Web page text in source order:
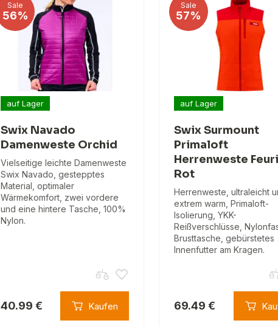
Sale
56%
auf Lager
Swix Navado
Damenweste Orchid
Vielseitige leichte Damenweste
Swix Navado, gestepptes
Material, optimaler
Wärmekomfort, zwei vordere
und eine hintere Tasche, 100%
Nylon.
40.99 € Kaufen
Sale
57%
auf Lager
Swix Surmount
Primaloft
Herrenweste
Rot
Herrenweste, ultraleicht
extrem warm, Primaloft-
Isolierung, YKK-
Reißverschlüsse,
Brusttasche, gebürstetes
Innenfutter am Kragen.
69.49 €